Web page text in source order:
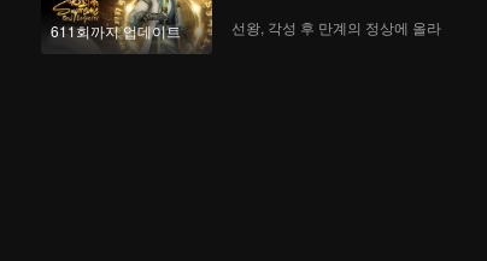
611회까지 업데이트 선왕, 각성 후 만계의 정상에 올라